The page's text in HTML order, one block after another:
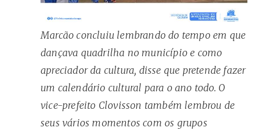
Marcão concluiu lembrando do tempo em que
dançava quadrilha no município e como
apreciador da cultura, disse que pretende fazer
um calendário cultural para o ano todo. O
vice-prefeito Clovisson também lembrou de
seus vários momentos com os grupos